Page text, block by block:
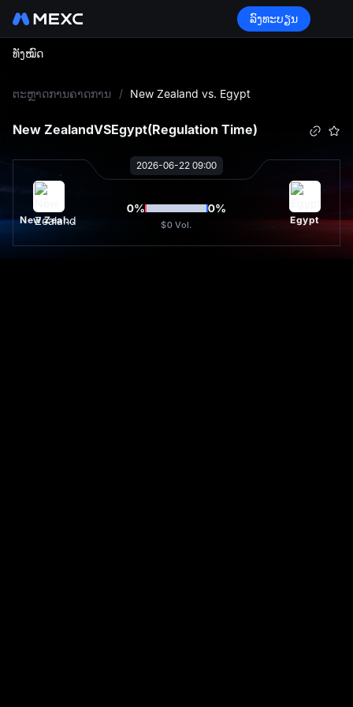
ລົງທະບຽນ
ທັງໝົດ
ຕະຫຼາດການຄາດການ / New Zealand vs. Egypt
New ZealandVSEgypt(Regulation Time)
2026-06-22 09:00
New Zealand
0% 0%
$0 Vol. Egypt